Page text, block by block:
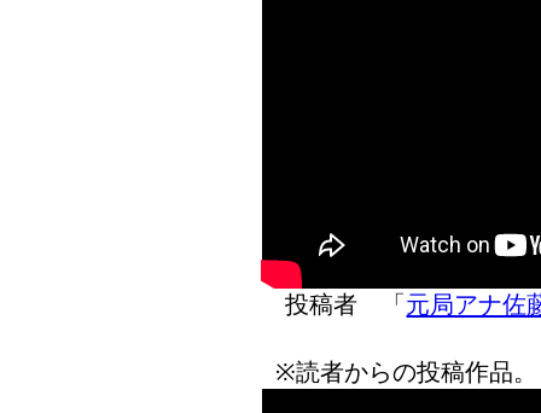
投稿者 「 元局アナ佐
※読者からの投稿作品